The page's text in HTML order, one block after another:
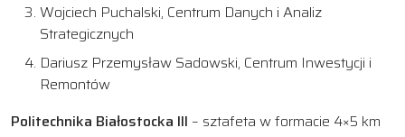
Wojciech Puchalski, Centrum Danych i Analiz
Strategicznych
Dariusz Przemysław Sadowski, Centrum Inwestycji i
Remontów
Politechnika Białostocka III – sztafeta w formacie 4×5 km